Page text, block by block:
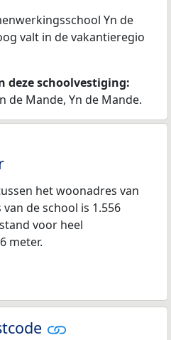
Yn de
valt in de vakantieregio
deze schoolvestiging:
de Mande, Yn de Mande.
het woonadres van
de school is 1.556
voor heel
meter.